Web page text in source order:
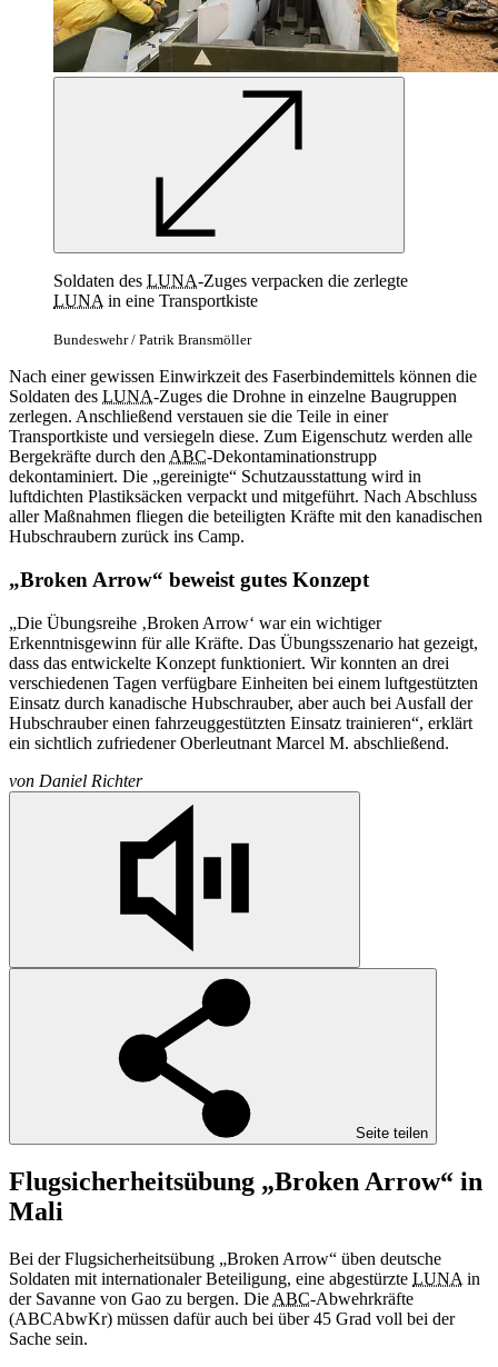
Soldaten des LUNA-Zuges verpacken die zerlegte
LUNA in eine Transportkiste
Bundeswehr / Patrik Bransmöller
Nach einer gewissen Einwirkzeit des Faserbindemittels können die
Soldaten des LUNA-Zuges die Drohne in einzelne Baugruppen
zerlegen. Anschließend verstauen sie die Teile in einer
Transportkiste und versiegeln diese. Zum Eigenschutz werden alle
Bergekräfte durch den ABC-Dekontaminationstrupp
dekontaminiert. Die „gereinigte“ Schutzausstattung wird in
luftdichten Plastiksäcken verpackt und mitgeführt. Nach Abschluss
aller Maßnahmen fliegen die beteiligten Kräfte mit den kanadischen
Hubschraubern zurück ins Camp.
„Broken Arrow“ beweist gutes Konzept
„Die Übungsreihe ‚Broken Arrow‘ war ein wichtiger
Erkenntnisgewinn für alle Kräfte. Das Übungsszenario hat gezeigt,
dass das entwickelte Konzept funktioniert. Wir konnten an drei
verschiedenen Tagen verfügbare Einheiten bei einem luftgestützten
Einsatz durch kanadische Hubschrauber, aber auch bei Ausfall der
Hubschrauber einen fahrzeuggestützten Einsatz trainieren“, erklärt
ein sichtlich zufriedener Oberleutnant Marcel M. abschließend.
von Daniel Richter
Seite teilen
Flugsicherheitsübung „Broken Arrow“ in
Mali
Bei der Flugsicherheitsübung „Broken Arrow“ üben deutsche
Soldaten mit internationaler Beteiligung, eine abgestürzte LUNA in
der Savanne von Gao zu bergen. Die ABC-Abwehrkräfte
(ABCAbwKr) müssen dafür auch bei über 45 Grad voll bei der
Sache sein.